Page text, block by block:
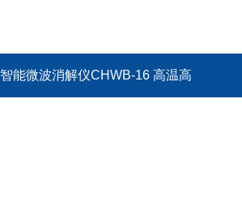
智能微波消解仪CHWB-16 高温高